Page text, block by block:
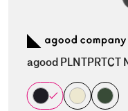
agood PLNTPRTCT